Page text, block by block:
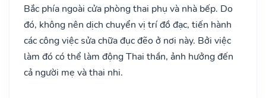
Bắc phía ngoài cửa phòng thai phụ và nhà bếp. Do
đó, không nên dịch chuyển vị trí đồ đạc, tiến hành
các công việc sửa chữa đục đẽo ở nơi này. Bởi việc
làm đó có thể làm động Thai thần, ảnh hưởng đến
cả người mẹ và thai nhi.